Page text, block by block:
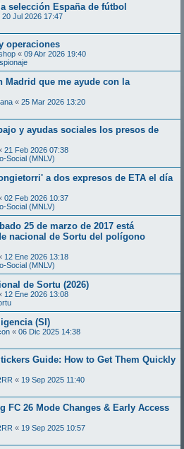
selección España de fútbol
20 Jul 2026 17:47
operaciones
« 09 Abr 2026 19:40
Madrid que me ayude con la
« 25 Mar 2026 13:20
y ayudas sociales los presos de
21 Feb 2026 07:38
Social (MNLV)
a dos expresos de ETA el día
02 Feb 2026 10:37
Social (MNLV)
25 de marzo de 2017 está
nacional de Sortu del polígono
12 Ene 2026 13:18
Social (MNLV)
de Sortu (2026)
12 Ene 2026 13:08
(SI)
« 06 Dic 2025 14:38
Guide: How to Get Them Quickly
« 19 Sep 2025 11:40
FC 26 Mode Changes & Early Access
« 19 Sep 2025 10:57